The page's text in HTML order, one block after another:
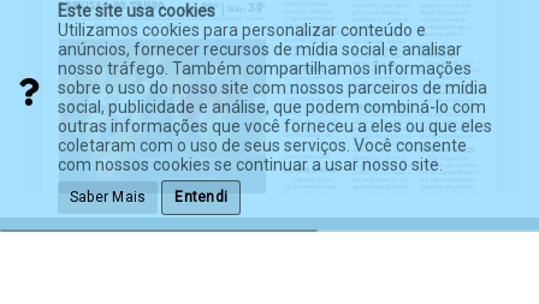
Este site usa cookies
Utilizamos cookies para personalizar conteúdo e
anúncios, fornecer recursos de mídia social e analisar
nosso tráfego. Também compartilhamos informações
sobre o uso do nosso site com nossos parceiros de mídia
social, publicidade e análise, que podem combiná-lo com
outras informações que você forneceu a eles ou que eles
coletaram com o uso de seus serviços. Você consente
com nossos cookies se continuar a usar nosso site.
Saber Mais Entendi